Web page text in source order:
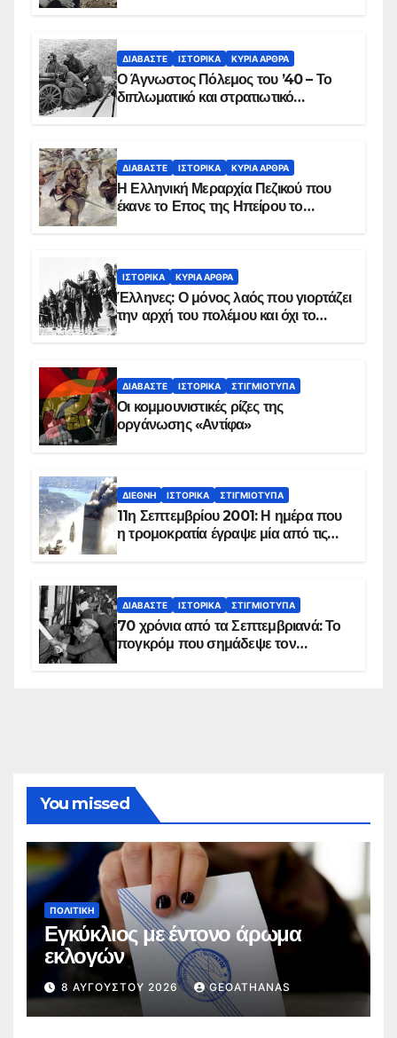
ΔΙΑΒΆΣΤΕ ΙΣΤΟΡΙΚΆ ΚΥΡΙΑ ΑΡΘΡΑ
Ο Άγνωστος Πόλεμος του ’40 – Το
διπλωματικό και στρατιωτικό
ΔΙΑΒΆΣΤΕ ΙΣΤΟΡΙΚΆ ΚΥΡΙΑ ΑΡΘΡΑ
Η Ελληνική Μεραρχία Πεζικού που
έκανε το Επος της Ηπείρου το
ΙΣΤΟΡΙΚΆ ΚΥΡΙΑ ΑΡΘΡΑ
Έλληνες: Ο μόνος λαός που γιορτάζει
την αρχή του πολέμου και όχι το
ΔΙΑΒΆΣΤΕ ΙΣΤΟΡΙΚΆ ΣΤΙΓΜΙΌΤΥΠΑ
Οι κομμουνιστικές ρίζες της
οργάνωσης «Αντίφα»
ΔΙΕΘΝΉ ΙΣΤΟΡΙΚΆ ΣΤΙΓΜΙΌΤΥΠΑ
11η Σεπτεμβρίου 2001: Η ημέρα που
η τρομοκρατία έγραψε μία από τις
ΔΙΑΒΆΣΤΕ ΙΣΤΟΡΙΚΆ ΣΤΙΓΜΙΌΤΥΠΑ
70 χρόνια από τα Σεπτεμβριανά: Το
πογκρόμ που σημάδεψε τον
You missed
ΠΟΛΙΤΙΚΉ
Εγκύκλιος με έντονο άρωμα
εκλογών
8 ΑΥΓΟΎΣΤΟΥ 2026 GEOATHANAS